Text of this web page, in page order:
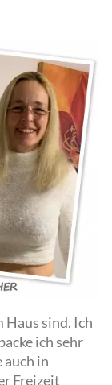
Haus sind. Ich
ich sehr
auch in
Freizeit